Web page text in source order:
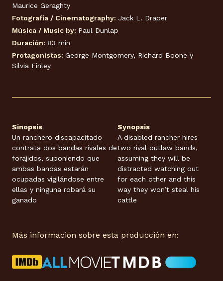
Maurice Geraghty
Fotografía / Cinematography: Jack L. Draper
Música / Music by: Paul Dunlap
Duración: 83 min
Protagonistas: George Montgomery, Richard Boone y
Silvia Finley
Sinopsis
Un ranchero discapacitado
contrata dos bandas rivales de
forajidos, suponiendo que
ambas bandas estarán
ocupadas vigilándose entre
ellas y ninguna robará su
ganado
Synopsis
A disabled rancher hires
two rival outlaw bands,
assuming they will be
distracted watching out
for each other and this
way they won’t steal his
cattle
Más información sobre esta producción en: